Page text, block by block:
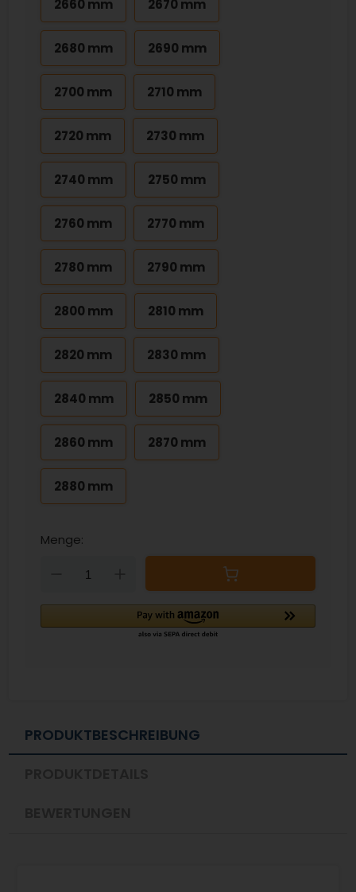
2660 mm 2670 mm
2680 mm 2690 mm
2700 mm 2710 mm
2720 mm 2730 mm
2740 mm 2750 mm
2760 mm 2770 mm
2780 mm 2790 mm
2800 mm 2810 mm
2820 mm 2830 mm
2840 mm 2850 mm
2860 mm 2870 mm
2880 mm
Menge:
Down
PRODUKTBESCHREIBUNG